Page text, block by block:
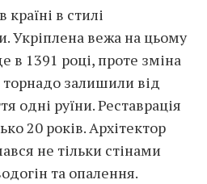
в стилі
Укріплена вежа на цьому
в 1391 році, проте зміна
торнадо залишили від
одні руїни. Реставрація
20 років. Архітектор
не тільки стінами
та опалення.